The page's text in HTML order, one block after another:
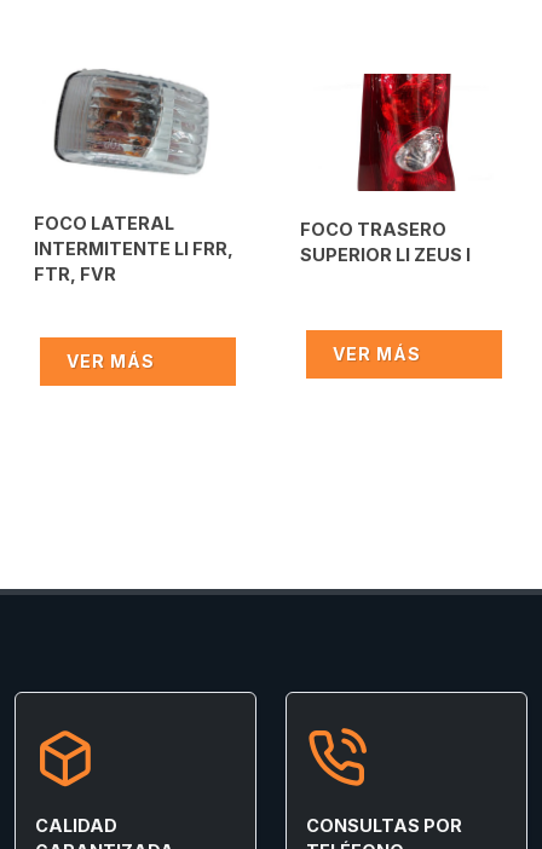
FOCO LATERAL
INTERMITENTE LI FRR,
FTR, FVR
VER MÁS
FOCO TRASERO
SUPERIOR LI ZEUS I
VER MÁS
CALIDAD
CONSULTAS POR